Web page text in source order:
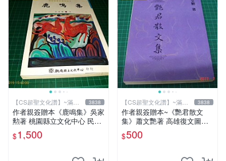
【CS超聖文化讚】~滿千
元送運
3838
作者親簽贈本《鹿鳴集》吳家
勲著 桃園縣立文化中心 民國
85年初版 8成新 【CS超聖文
化讚】
$1,500
【CS超聖文化讚】~滿千
元送運
3838
作者親簽贈本~《艷君散文
集》蕭文艷著 高雄復文圖書
1997年修訂版 【CS超聖文化
讚】
$500